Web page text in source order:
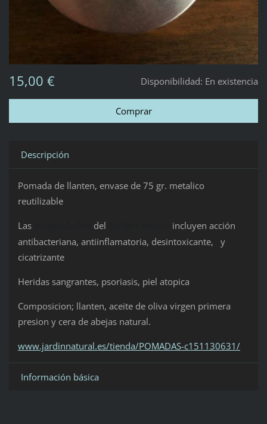
Disponibilidad: En existencia
15,00 €
Descripción
Pomada de llanten, envase de 75 gr. metalico
reutilizable
Las del
incluyen acción
antibacteriana, antiinflamatoria, desintoxicante, y
cicatrizante
Heridas sangrantes, psoriasis, piel atopica
Composicion; llanten, aceite de oliva virgen primera
presion y cera de abejas natural.
www.jardinnatural.es/tienda/POMADAS-c151130631/
Información básica